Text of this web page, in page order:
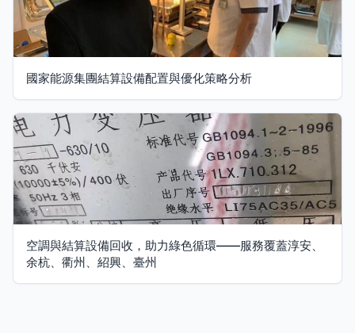
國家能源集團結算設備配置與優化策略分析
空調與結算設備回收，助力綠色循環——服務覆蓋淳安、
余杭、衢州、紹興、臺州